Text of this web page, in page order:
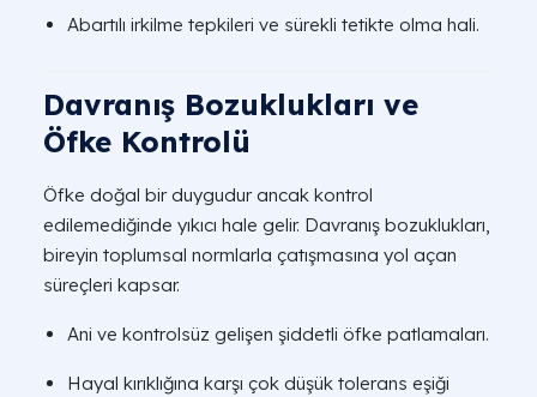
Abartılı irkilme tepkileri ve sürekli tetikte olma hali.
Davranış Bozuklukları ve
Öfke Kontrolü
Öfke doğal bir duygudur ancak kontrol
edilemediğinde yıkıcı hale gelir. Davranış bozuklukları,
bireyin toplumsal normlarla çatışmasına yol açan
süreçleri kapsar.
Ani ve kontrolsüz gelişen şiddetli öfke patlamaları.
Hayal kırıklığına karşı çok düşük tolerans eşiği